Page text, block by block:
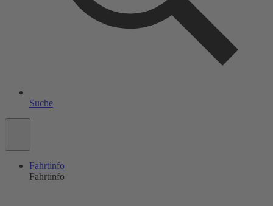
Suche
Fahrtinfo
Fahrtinfo